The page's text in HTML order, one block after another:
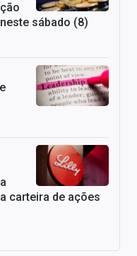
sábado (8)
carteira de ações